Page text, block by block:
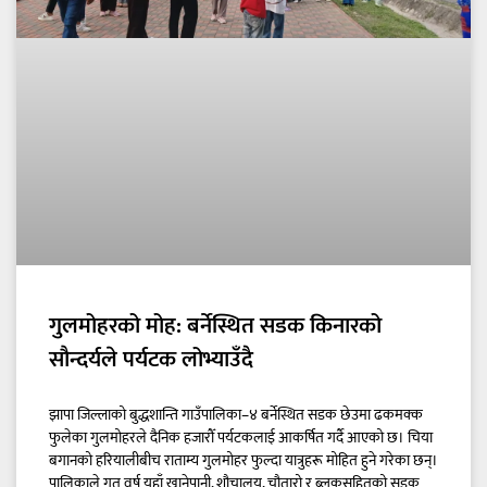
गुलमोहरको मोह: बर्नेस्थित सडक किनारको
सौन्दर्यले पर्यटक लोभ्याउँदै
झापा जिल्लाको बुद्धशान्ति गाउँपालिका–४ बर्नेस्थित सडक छेउमा ढकमक्क
फुलेका गुलमोहरले दैनिक हजारौँ पर्यटकलाई आकर्षित गर्दै आएको छ। चिया
बगानको हरियालीबीच राताम्य गुलमोहर फुल्दा यात्रुहरू मोहित हुने गरेका छन्।